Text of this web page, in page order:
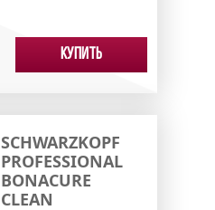
Купить
SCHWARZKOPF
PROFESSIONAL
BONACURE
CLEAN